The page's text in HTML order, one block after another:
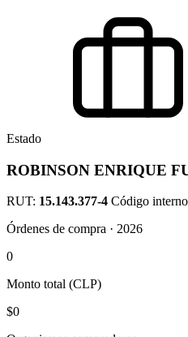
Estado
ROBINSON ENRIQUE
RUT: 15.143.377-4 Código
Órdenes de compra · 2026
0
Monto total (CLP)
$0